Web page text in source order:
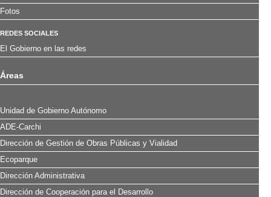
Fotos
REDES SOCIALES
El Gobierno en las redes
Áreas
Unidad de Gobierno Autónomo
ADE-Carchi
Dirección de Gestión de Obras Públicas y Vialidad
Ecoparque
Dirección Administrativa
Dirección de Cooperación para el Desarrollo